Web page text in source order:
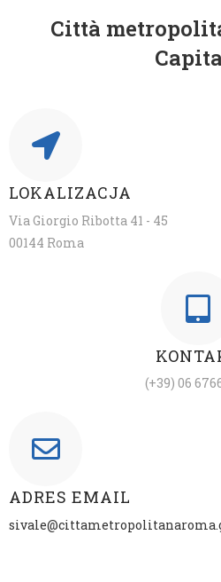
Città
LOKALIZACJA
Via Giorgio Ribotta 41 - 45
00144 Roma
(+39) 06
ADRES EMAIL